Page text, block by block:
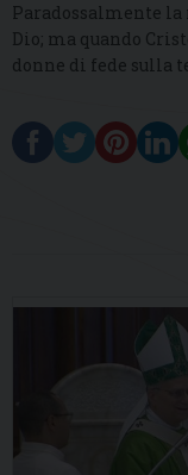
Paradossalmente la
Dio; ma quando
donne di fede sulla